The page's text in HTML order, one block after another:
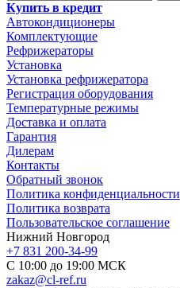
Купить в кредит
Автокондиционеры
Комплектующие
Рефрижераторы
Установка
Установка рефрижератора
Регистрация оборудования
Температурные режимы
Доставка и оплата
Гарантия
Дилерам
Контакты
Обратный звонок
Политика конфиденциальности
Политика возврата
Пользовательское соглашение
Нижний Новгород
+7 831 200-34-99
С 10:00 до 19:00 МСК
zakaz@cl-ref.ru